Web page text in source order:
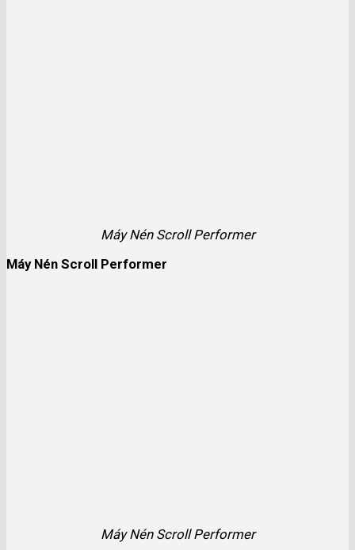
Máy Nén Scroll Performer
Máy Nén Scroll Performer
Máy Nén Scroll Performer